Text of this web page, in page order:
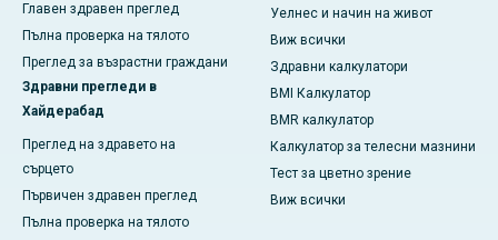
Главен здравен преглед
Пълна проверка на тялото
Преглед за възрастни граждани
Здравни прегледи в
Хайдерабад
Преглед на здравето на
сърцето
Първичен здравен преглед
Пълна проверка на тялото
Уелнес и начин на живот
Виж всички
Здравни калкулатори
BMI Калкулатор
BMR калкулатор
Калкулатор за телесни мазнини
Тест за цветно зрение
Виж всички